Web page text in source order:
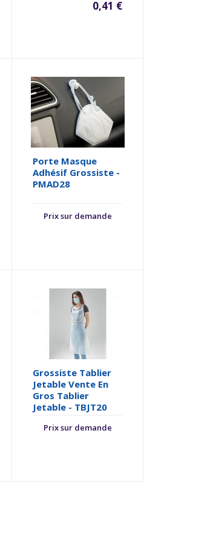
0,41 €
Porte Masque
Adhésif Grossiste -
PMAD28
Prix sur demande
Grossiste Tablier
Jetable Vente En
Gros Tablier
Jetable - TBJT20
Prix sur demande